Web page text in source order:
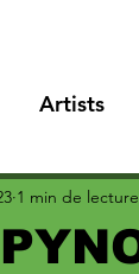
Artists
1 min de lecture